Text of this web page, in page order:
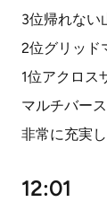
3位帰れない
2位グリッド
1位アクロス
マルチバー
非常に充実
12:01